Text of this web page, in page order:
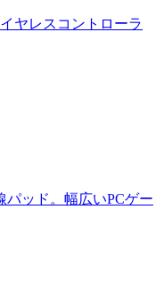
ヤレスコントローラ
パッド。幅広いPCゲー